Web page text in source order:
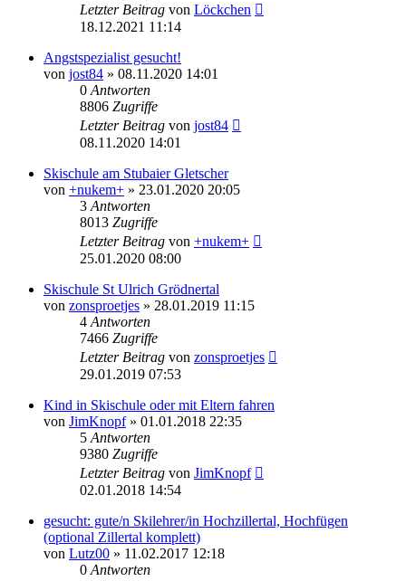
Letzter Beitrag von Löckchen
18.12.2021 11:14
Angstspezialist gesucht!
von jost84 » 08.11.2020 14:01
0 Antworten
8806 Zugriffe
Letzter Beitrag von jost84
08.11.2020 14:01
Skischule am Stubaier Gletscher
von +nukem+ » 23.01.2020 20:05
3 Antworten
8013 Zugriffe
Letzter Beitrag von +nukem+
25.01.2020 08:00
Skischule St Ulrich Grödnertal
von zonsproetjes » 28.01.2019 11:15
4 Antworten
7466 Zugriffe
Letzter Beitrag von zonsproetjes
29.01.2019 07:53
Kind in Skischule oder mit Eltern fahren
von JimKnopf» 01.01.2018 22:35
5 Antworten
9380 Zugriffe
Letzter Beitrag von JimKnopf
02.01.2018 14:54
gesucht: gute/n Skilehrer/in Hochzillertal, Hochfügen
(optional Zillertal komplett)
von Lutz00 » 11.02.2017 12:18
0 Antworten